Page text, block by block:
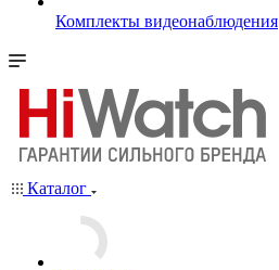
Комплекты видеонаблюдения
Каталог